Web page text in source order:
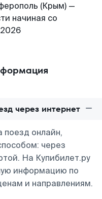
(Крым) —
начиная со
через интернет
поезд онлайн,
через
На Купибилет.ру
информацию по
и направлениям.